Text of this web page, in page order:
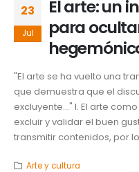
23
Jul
El arte: un
para
"El arte se ha vuelto una
que demuestra que el
excluyente…" I. El arte
excluir y validar el buen
transmitir contenidos, por
Arte y cultura